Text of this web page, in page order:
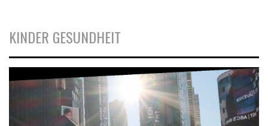
KINDER GESUNDHEIT